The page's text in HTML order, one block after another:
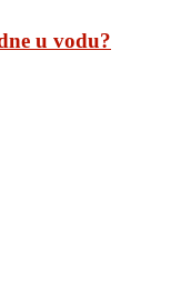
u vodu?